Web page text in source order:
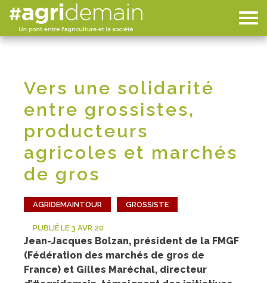
Vers une solidarité
entre grossistes,
producteurs
agricoles et marchés
de gros
AGRIDEMAINTOUR GROSSISTE
PUBLIÉ LE 3 AVR 20
Jean-Jacques Bolzan, président de la FMGF
(Fédération des marchés de gros de
France) et Gilles Maréchal, directeur